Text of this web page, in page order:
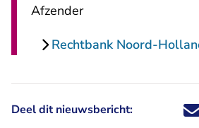
Afzender
Rechtbank Noord-
Deel dit nieuwsbericht: Deel dit